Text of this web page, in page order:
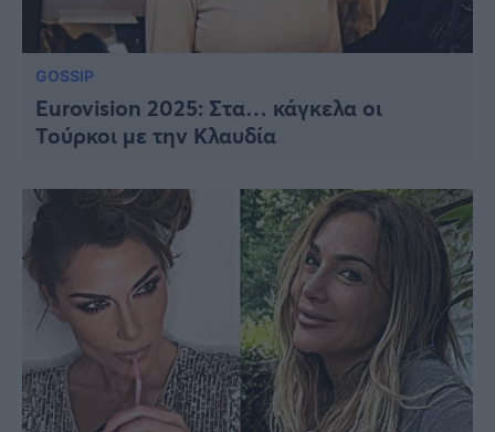
GOSSIP
Eurovision 2025: Στα… κάγκελα οι
Τούρκοι με την Κλαυδία